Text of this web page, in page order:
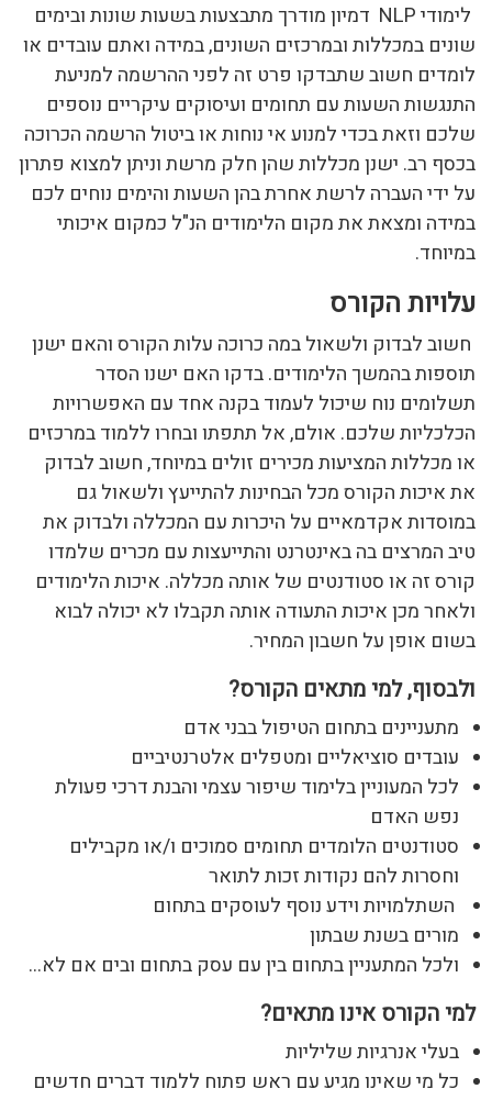
לימודי NLP דמיון מודרך מתבצעות בשעות שונות ובימים
שונים במכללות ובמרכזים השונים, במידה ואתם עובדים או
לומדים חשוב שתבדקו פרט זה לפני ההרשמה למניעת
התנגשות השעות עם תחומים ועיסוקים עיקריים נוספים
שלכם וזאת בכדי למנוע אי נוחות או ביטול הרשמה הכרוכה
בכסף רב. ישנן מכללות שהן חלק מרשת וניתן למצוא פתרון
על ידי העברה לרשת אחרת בהן השעות והימים נוחים לכם
במידה ומצאת את מקום הלימודים הנ"ל כמקום איכותי
במיוחד.
עלויות הקורס
חשוב לבדוק ולשאול במה כרוכה עלות הקורס והאם ישנן
תוספות בהמשך הלימודים. בדקו האם ישנו הסדר
תשלומים נוח שיכול לעמוד בקנה אחד עם האפשרויות
הכלכליות שלכם. אולם, אל תתפתו ובחרו ללמוד במרכזים
או מכללות המציעות מכירים זולים במיוחד, חשוב לבדוק
את איכות הקורס מכל הבחינות להתייעץ ולשאול גם
במוסדות אקדמאיים על היכרות עם המכללה ולבדוק את
טיב המרצים בה באינטרנט והתייעצות עם מכרים שלמדו
קורס זה או סטודנטים של אותה מכללה. איכות הלימודים
ולאחר מכן איכות התעודה אותה תקבלו לא יכולה לבוא
בשום אופן על חשבון המחיר.
ולבסוף, למי מתאים הקורס?
מתעניינים בתחום הטיפול בבני אדם
עובדים סוציאליים ומטפלים אלטרנטיביים
לכל המעוניין בלימוד שיפור עצמי והבנת דרכי פעולת
נפש האדם
סטודנטים הלומדים תחומים סמוכים ו/או מקבילים
וחסרות להם נקודות זכות לתואר
השתלמויות וידע נוסף לעוסקים בתחום
מורים בשנת שבתון
ולכל המתעניין בתחום בין עם עסק בתחום ובים אם לא…
למי הקורס אינו מתאים?
בעלי אנרגיות שליליות
כל מי שאינו מגיע עם ראש פתוח ללמוד דברים חדשים